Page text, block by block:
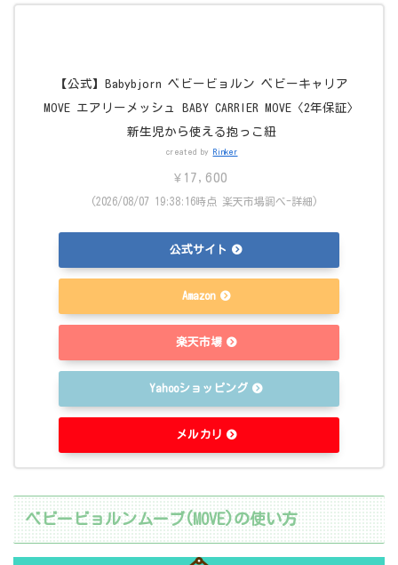
【公式】Babybjorn ベビービョルン ベビーキャリア
MOVE エアリーメッシュ BABY CARRIER MOVE〈2年保証〉
新生児から使える抱っこ紐
created by Rinker
¥17,600
(2026/08/07 19:38:16時点 楽天市場調べ-詳細)
公式サイト
Amazon
楽天市場
Yahooショッピング
メルカリ
ベビービョルンムーブ(MOVE)の使い方